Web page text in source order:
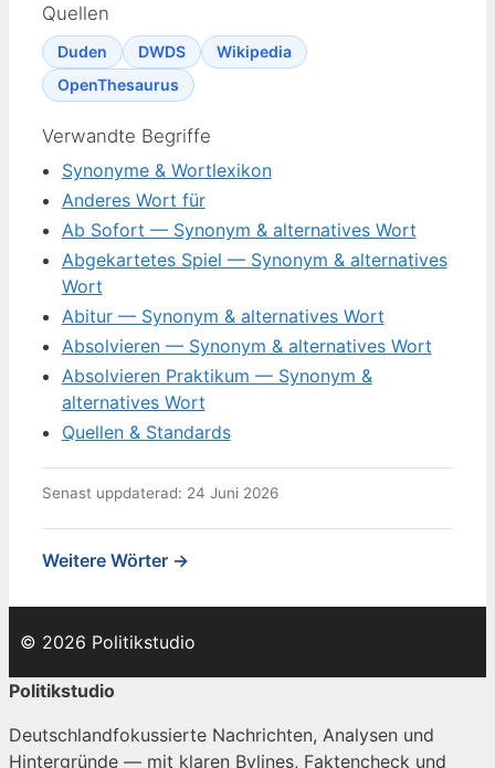
Quellen
Duden DWDS
Wikipedia
OpenThesaurus
Verwandte Begriffe
Synonyme & Wortlexikon
Anderes Wort für
Ab Sofort — Synonym & alternatives Wort
Abgekartetes Spiel — Synonym & alternatives
Wort
Abitur — Synonym & alternatives Wort
Absolvieren — Synonym & alternatives Wort
Absolvieren Praktikum — Synonym &
alternatives Wort
Quellen & Standards
Senast uppdaterad: 24 Juni 2026
Weitere Wörter →
© 2026 Politikstudio
Politikstudio
Deutschlandfokussierte Nachrichten, Analysen und
Hintergründe — mit klaren Bylines, Faktencheck und